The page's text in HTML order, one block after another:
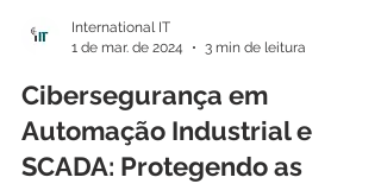
1 de mar. de 2024
3 min de leitura
Cibersegurança em
Automação Industrial e